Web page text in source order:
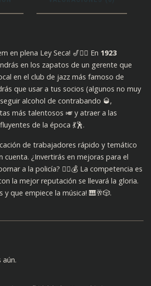
en plena Ley Seca! 🎷🕵️‍♂️ En 1923
en los zapatos de un gerente que
en el club de jazz más famoso de
que usar a tus socios (algunos no muy
alcohol de contrabando 🥃,
más talentosos 🎺 y atraer a las
de la época 💃🕺.
de trabajadores rápido y temático
cuenta. ¿Invertirás en mejoras para el
a la policía? 👮‍♂️💰 La competencia es
la mejor reputación se llevará la gloria.
y que empiece la música! 🎹🥂🎲.
aún.